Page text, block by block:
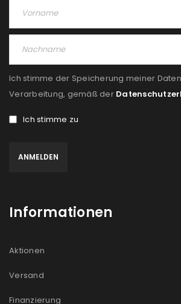
Ich stimme der Speicherung meiner
Verarbeitung, gemäß der
Ich stimme zu
Informationen
Aktionen
Versand
Finanzierung